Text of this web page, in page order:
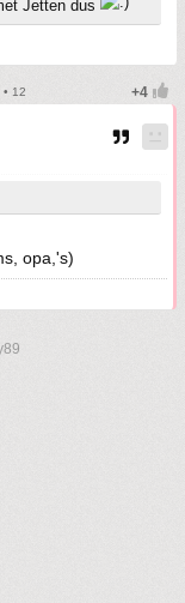
Jetten dus
12
opa,'s)